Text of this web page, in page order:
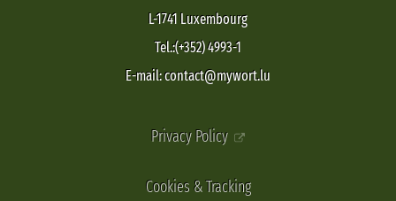
L-1741 Luxembourg
Tel.:(+352) 4993-1
E-mail: contact@mywort.lu
Privacy Policy
Cookies & Tracking